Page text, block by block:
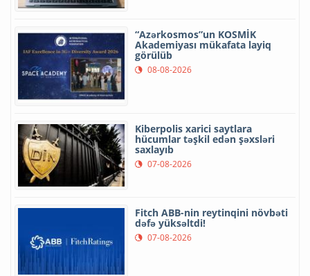
“Azərkosmos”un KOSMİK
Akademiyası mükafata layiq
görülüb
08-08-2026
Kiberpolis xarici saytlara
hücumlar təşkil edən şəxsləri
saxlayıb
07-08-2026
Fitch ABB-nin reytinqini növbəti
dəfə yüksəltdi!
07-08-2026